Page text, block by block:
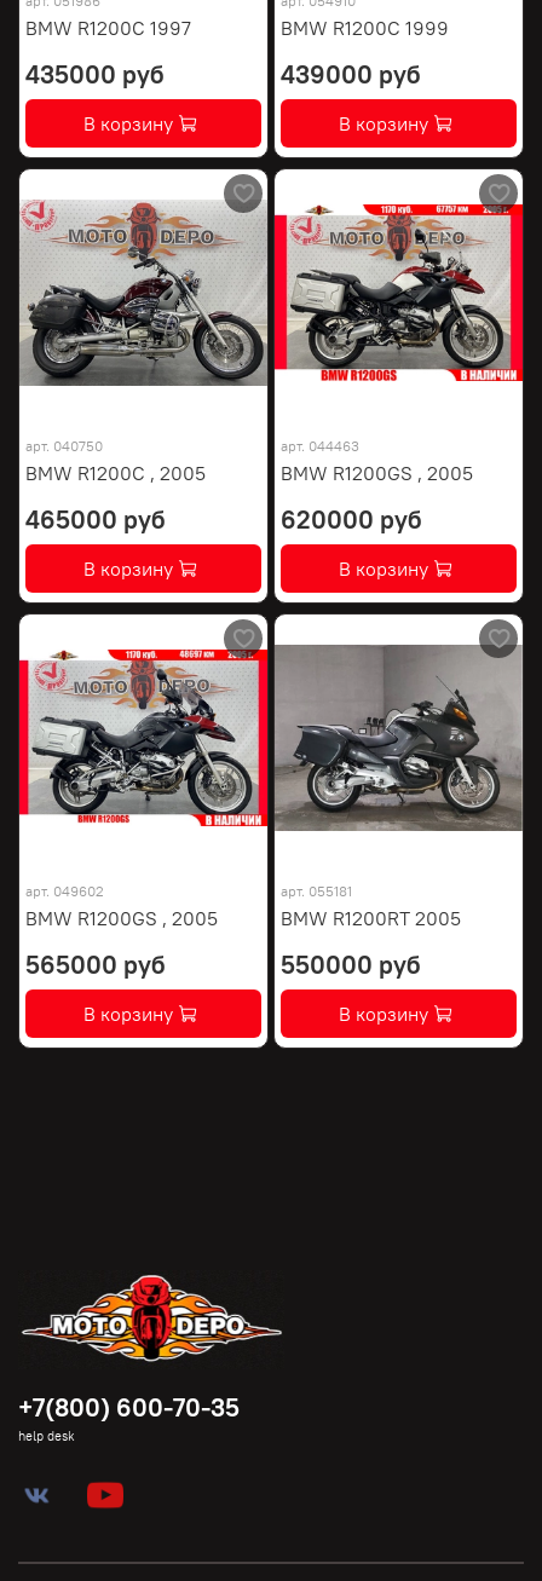
BMW R1200C 1997
435000 руб
В корзину
BMW R1200C 1999
439000 руб
В корзину
арт. 040750
BMW R1200C , 2005
465000 руб
В корзину
арт. 044463
BMW R1200GS , 2005
620000 руб
В корзину
арт. 049602
BMW R1200GS , 2005
565000 руб
В корзину
арт. 055181
BMW R1200RT 2005
550000 руб
В корзину
+7(800) 600-70-35
help desk